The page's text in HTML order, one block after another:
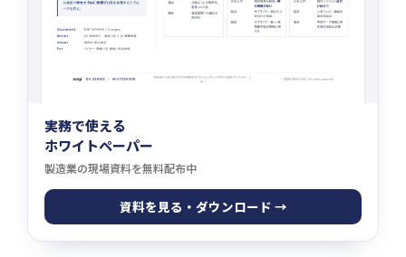
実務で使える
ホワイトペーパー
製造業の現場資料を無料配布中
資料を見る・ダウンロード →